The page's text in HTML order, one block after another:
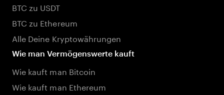
BTC zu USDT
BTC zu Ethereum
Alle Deine Kryptowährungen
Wie man Vermögenswerte kauft
Wie kauft man Bitcoin
Wie kauft man Ethereum